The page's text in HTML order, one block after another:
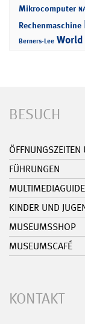
Mikrocomputer
Rechenmaschine
Berners-Lee World
BESUCH
ÖFFNUNGSZEITEN
FÜHRUNGEN
MULTIMEDIAGUIDE
KINDER UND
MUSEUMSSHOP
MUSEUMSCAFÉ
KONTAKT